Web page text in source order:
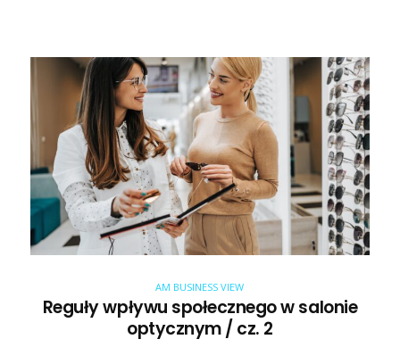
AM BUSINESS VIEW
Reguły wpływu społecznego w salonie
optycznym / cz. 2